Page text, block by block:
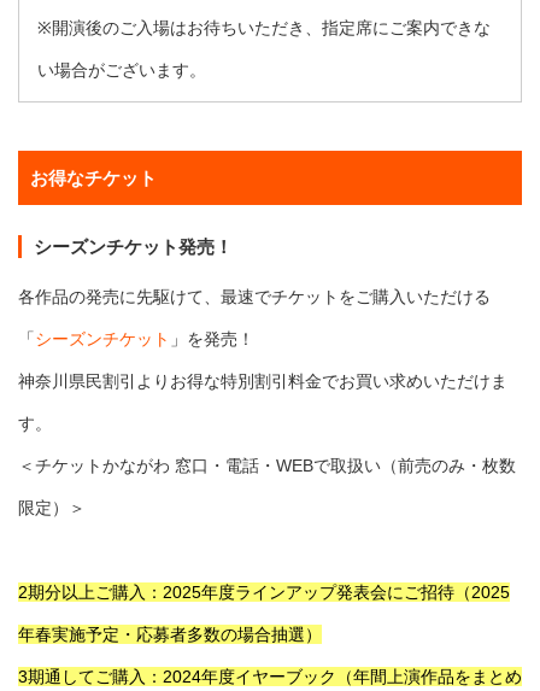
※開演後のご入場はお待ちいただき、指定席にご案内できな
い場合がございます。
お得なチケット
シーズンチケット発売！
各作品の発売に先駆けて、最速でチケットをご購入いただける
「シーズンチケット 」を発売！
神奈川県民割引よりお得な特別割引料金でお買い求めいただけま
す。
＜チケットかながわ 窓口・電話・WEBで取扱い（前売のみ・枚数
限定）＞
2期分以上ご購入：2025年度ラインアップ発表会にご招待（2025
年春実施予定・応募者多数の場合抽選）
3期通してご購入：2024年度イヤーブック（年間上演作品をまとめ